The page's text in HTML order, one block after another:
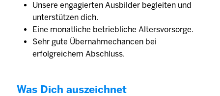
Unsere engagierten Ausbilder begleiten und
unterstützen dich.
Eine monatliche betriebliche Altersvorsorge.
Sehr gute Übernahmechancen bei
erfolgreichem Abschluss.
Was Dich auszeichnet